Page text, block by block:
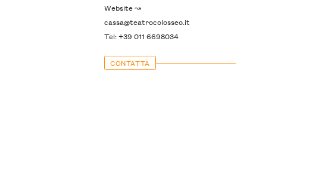
Website ↝
cassa@teatrocolosseo.it
Tel: +39 011 6698034
CONTATTA